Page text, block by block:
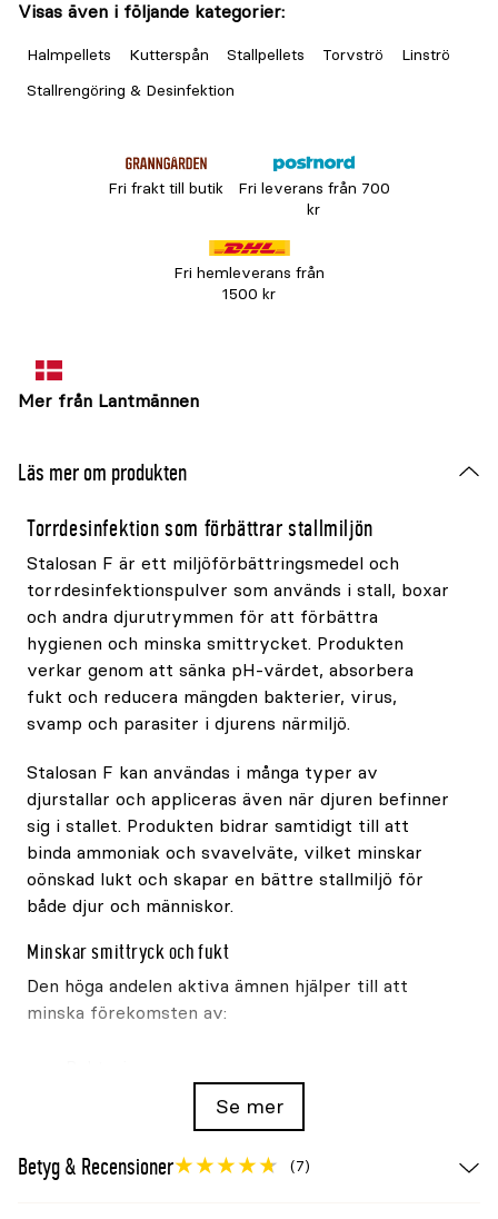
Visas även i följande kategorier:
Halmpellets Kutterspån Stallpellets Torvströ
Linströ
Stallrengöring & Desinfektion
Fri frakt till butik
Fri leverans från 700
kr
Fri hemleverans från
1500 kr
Mer från Lantmännen
Läs mer om produkten
Torrdesinfektion som förbättrar stallmiljön
Stalosan F är ett miljöförbättringsmedel och
torrdesinfektionspulver som används i stall, boxar
och andra djurutrymmen för att förbättra
hygienen och minska smittrycket. Produkten
verkar genom att sänka pH-värdet, absorbera
fukt och reducera mängden bakterier, virus,
svamp och parasiter i djurens närmiljö.
Stalosan F kan användas i många typer av
djurstallar och appliceras även när djuren befinner
sig i stallet. Produkten bidrar samtidigt till att
binda ammoniak och svavelväte, vilket minskar
oönskad lukt och skapar en bättre stallmiljö för
både djur och människor.
Minskar smittryck och fukt
Den höga andelen aktiva ämnen hjälper till att
minska förekomsten av:
Coccidier
Se mer
Betyg & Recensioner (7)